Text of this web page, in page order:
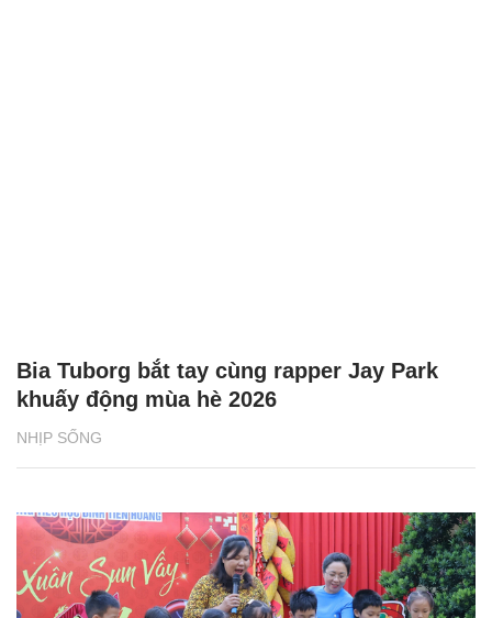
NHỊP SỐNG
Bia Tuborg bắt tay cùng rapper Jay Park
khuấy động mùa hè 2026